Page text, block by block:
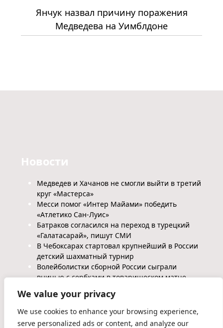
We value your privacy
We use cookies to enhance your browsing experience,
serve personalized ads or content, and analyze our
Янчук назвал причину поражения
Медведева на Уимблдоне
Новости
Медведев и Хачанов не смогли выйти в третий
круг «Мастерса»
Месси помог «Интер Майами» победить
«Атлетико Сан-Луис»
Батраков согласился на переход в турецкий
«Галатасарай», пишут СМИ
В Чебоксарах стартовал крупнейший в России
детский шахматный турнир
Волейболистки сборной России сыграли
вничью с сербками в товарищеском матче